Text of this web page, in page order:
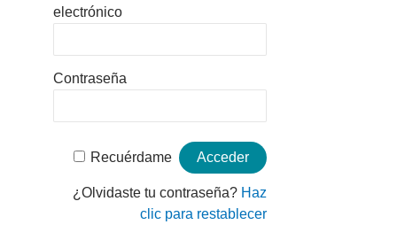
electrónico
Contraseña
Recuérdame
¿Olvidaste tu contraseña? Haz
clic para restablecer